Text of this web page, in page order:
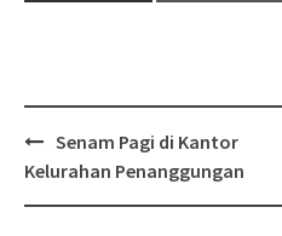
Post
navigation
Senam Pagi di Kantor
Kelurahan Penanggungan